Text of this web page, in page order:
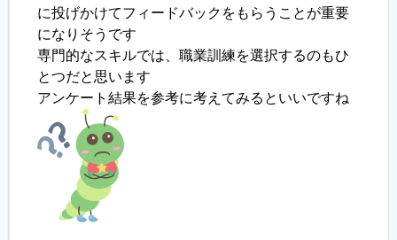
に投げかけてフィードバックをもらうことが重要
になりそうです
専門的なスキルでは、職業訓練を選択するのもひ
とつだと思います
アンケート結果を参考に考えてみるといいですね